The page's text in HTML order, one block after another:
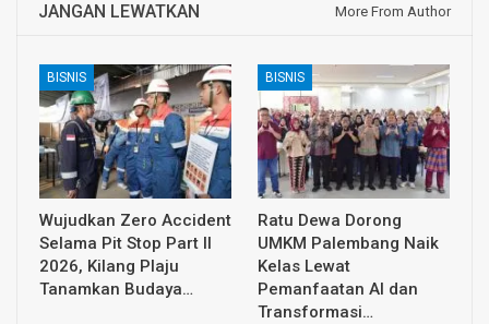
JANGAN LEWATKAN More From Author
BISNIS
Wujudkan Zero Accident
Selama Pit Stop Part II
2026, Kilang Plaju
Tanamkan Budaya…
BISNIS
Ratu Dewa Dorong
UMKM Palembang Naik
Kelas Lewat
Pemanfaatan AI dan
Transformasi…